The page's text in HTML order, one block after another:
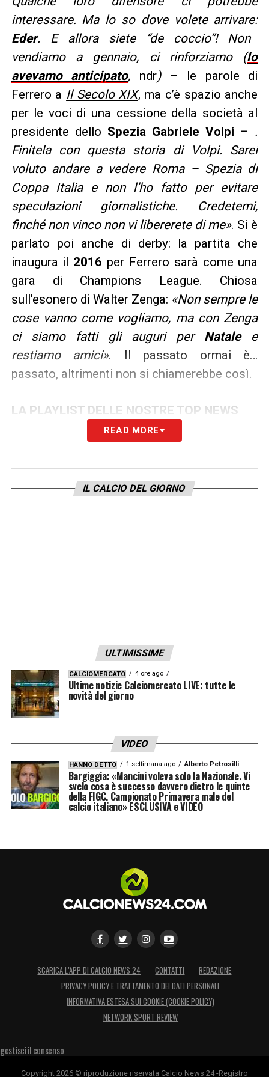
interessare. Ma lo so dove volete arrivare:
Eder. E allora siete “de coccio”! Non
vendiamo a gennaio, ci rinforziamo (lo
avevamo anticipato, ndr)– le parole di
Ferrero a Il Secolo XIX, ma c’è spazio anche
per le voci di una cessione della società al
presidente dello Spezia Gabriele Volpi – .
Finitela con questa storia di Volpi. Sarei
voluto andare a vedere Roma – Spezia di
Coppa Italia e non l’ho fatto per evitare
speculazioni giornalistiche. Credetemi,
finché non vinco non vi libererete di me». Si è
parlato poi anche di derby: la partita che
inaugura il 2016 per Ferrero sarà come una
gara di Champions League. Chiosa
sull’esonero di Walter Zenga: «Non sempre le
cose vanno come vogliamo, ma con Zenga
ci siamo fatti gli auguri per Natalee
restiamo amici». Il passato ormai è…
passato, altrimenti non si chiamerebbe così.
LA PLAYLIST DELLE NOSTRE TOP NEWS
READ MORE
IL CALCIO DEL GIORNO
ULTIMISSIME
CALCIOMERCATO 4 ore ago
Ultime notizie Calciomercato LIVE: tutte le
novità del giorno
VIDEO
HANNO DETTO 1 settimana ago Alberto Petrosilli
Bargiggia: «Mancini voleva solo la Nazionale. Vi
svelo cosa è successo davvero dietro le quinte
della FIGC. Campionato Primavera male del
calcio italiano» ESCLUSIVA e VIDEO
SCARICA L’APP DI CALCIO NEWS 24 CONTATTI
REDAZIONE
PRIVACY POLICY E TRATTAMENTO DEI DATI PERSONALI
INFORMATIVA ESTESA SUI COOKIE (COOKIE POLICY)
NETWORK SPORT REVIEW
gestisci il consenso
Copyright 2026 © riproduzione riservata Calcio News 24 -Registro